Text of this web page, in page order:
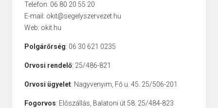
Telefon: 06 80 20 55 20
E-mail: okit@segelyszervezet.hu
Web: okit.hu
Polgárőrség: 06 30 621 0235
Orvosi rendelő: 25/486-821
Orvosi ügyelet: Nagyvenyim, Fő u. 45. 25/506-201
Fogorvos: Előszállás, Balatoni út 58. 25/484-823